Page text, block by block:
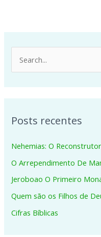
e
u
s
a
r
p
o
Posts recentes
Nehemias: O Reconstrutor
O Arrependimento De
Jeroboao O Primeiro
Quem são os Filhos de
Cifras Bíblicas